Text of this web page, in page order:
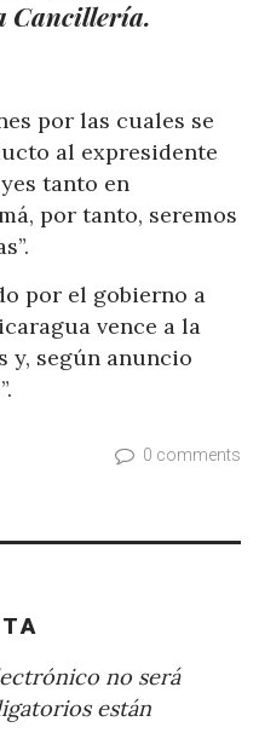
Cancillería.
por las cuales se
al expresidente
tanto en
por tanto, seremos
por el gobierno a
vence a la
y, según anuncio
0 comments
no será
están